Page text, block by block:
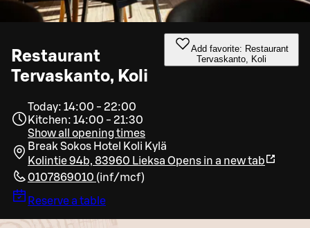
Restaurant
Tervaskanto, Koli
Add favorite: Restaurant
Tervaskanto, Koli
Today: 14:00 - 22:00
Kitchen: 14:00 - 21:30
Show all opening times
Break Sokos Hotel Koli Kylä
Kolintie 94b, 83960 Lieksa Opens in a new tab
0107869010 (inf/mcf)
Reserve a table